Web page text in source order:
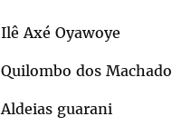
Ilê Axé Oyawoye
Quilombo dos Machado
Aldeias guarani